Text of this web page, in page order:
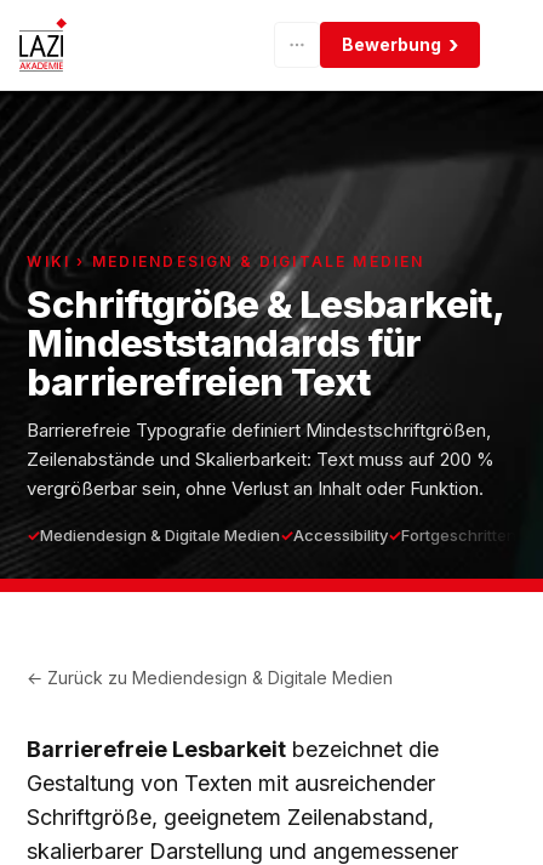
Bewerbung
WIKI › MEDIENDESIGN & DIGITALE MEDIEN
Schriftgröße & Lesbarkeit,
Mindeststandards für
barrierefreien Text
Barrierefreie Typografie definiert Mindestschriftgrößen,
Zeilenabstände und Skalierbarkeit: Text muss auf 200 %
vergrößerbar sein, ohne Verlust an Inhalt oder Funktion.
Mediendesign & Digitale Medien Accessibility Fortgeschritten
← Zurück zuMediendesign & Digitale Medien
Barrierefreie Lesbarkeit bezeichnet die
Gestaltung von Texten mit ausreichender
Schriftgröße, geeignetem Zeilenabstand,
skalierbarer Darstellung und angemessener